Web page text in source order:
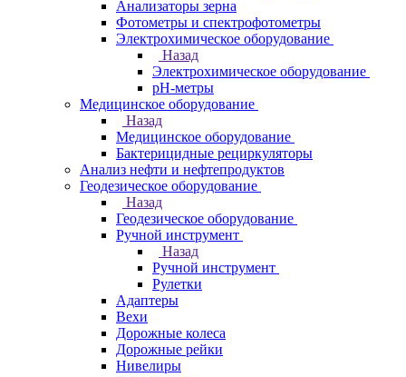
Анализаторы зерна
Фотометры и спектрофотометры
Электрохимическое оборудование
Назад
Электрохимическое оборудование
pH-метры
Медицинское оборудование
Назад
Медицинское оборудование
Бактерицидные рециркуляторы
Анализ нефти и нефтепродуктов
Геодезическое оборудование
Назад
Геодезическое оборудование
Ручной инструмент
Назад
Ручной инструмент
Рулетки
Адаптеры
Вехи
Дорожные колеса
Дорожные рейки
Нивелиры